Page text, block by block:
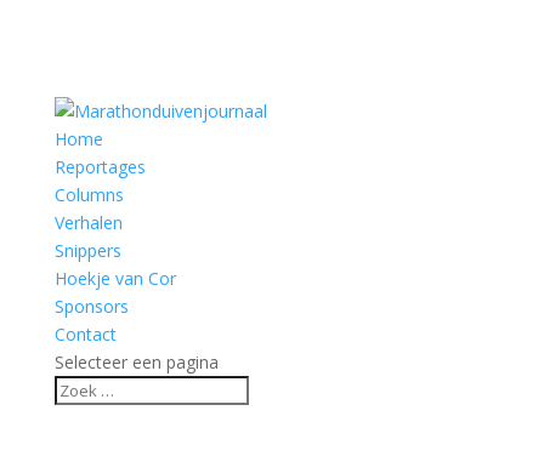
Home
Reportages
Columns
Verhalen
Snippers
Hoekje van Cor
Sponsors
Contact
Selecteer een pagina